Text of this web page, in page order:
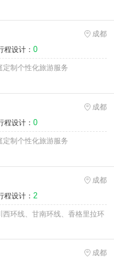
成都
程设计： 0
制个性化旅游服务
成都
程设计： 0
定制个性化旅游服务
成都
程设计： 2
环线、甘南环线、香格里拉环
成都